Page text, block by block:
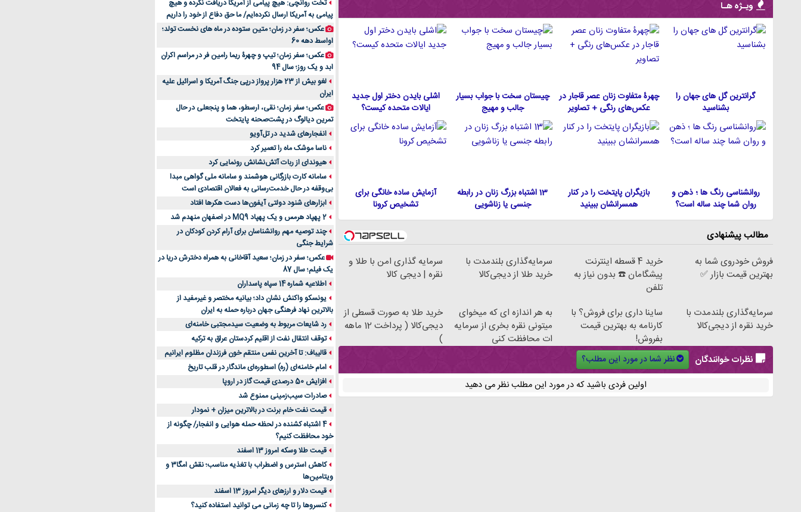
ویـژه هـا
گرانترین گل های جهان را
بشناسید
چهرۀ متفاوت زنان عصر قاجار در
عکس‌های رنگی + تصاویر
چیستان سخت با جواب بسیار
جالب و مهیج
اشلی بایدن دختر اول جدید
ایالات متحده كيست؟
روانشناسی رنگ ها ؛ ذهن و
روان شما چند ساله است؟
بازیگران پایتخت را در کنار
همسرانشان ببینید
13 اشتباه بزرگ زنان در رابطه
جنسی یا زناشویی
آزمایش ساده خانگی برای
تشخیص کرونا
مطالب پیشنهادی
فروش خودروی شما به
بهترین قیمت بازار ✅
خرید 4 قسطه اینترنت
پیشگامان ☎️ بدون نیاز به
تلفن
سرمایه‌گذاری بلندمدت با
خرید طلا از دیجی‌کالا
سرمایه گذاری امن با طلا و
نقره | دیجی کالا
سرمایه‌گذاری بلندمدت با
خرید نقره از دیجی‌کالا
ساینا داری برای فروش؟ با
کارنامه به بهترین قیمت
بفروش!
به هر اندازه ای که میخوای
میتونی نقره بخری از سرمایه
ات محافظت کنی
خرید طلا به صورت قسطی از
دیجی‌کالا ( پرداخت 12 ماهه
)
نظرات خوانندگان
نظر شما در مورد این مطلب؟
اولین فردی باشید که در مورد این مطلب نظر می دهید
راهنمای جامع بهترین کفش ورزشی برای دویدن و استفاده
روزمره | بررسی ۱۲ مدل برتر
تخت روانچی: هیچ پیامی از آمریکا دریافت نکرده و هیچ
پیامی به آمریکا ارسال نکرده‌ایم/ ما حق دفاع از خود را داریم
عکس؛ سفر در زمان؛ متین ستوده در ماه های نخست تولد؛
اواسط دهه 60
عکس؛ سفر زمان؛ تیپ و چهرۀ ریما رامین فر در مراسم اکران
ابد و یک روز؛ سال 94
لغو بیش از 23 هزار پرواز درپی جنگ آمریکا و اسرائیل علیه
ایران
عکس؛ سفر زمان؛ نقی، ارسطو، هما و پنجعلی در حال
تمرین دیالوگ در پشت‌صحنه پایتخت
انفجارهای شدید در تل‌آویو
ناسا موشک ماه را تعمیر کرد
هیوندای از ربات آتش‌نشانش رونمایی کرد
سامانه کارت بازرگانی هوشمند و سامانه ملی گواهی مبدا
بی‌وقفه در حال خدمت‌رسانی به فعالان اقتصادی است
ابزارهای شنود دولتی آیفون‌ها دست هکرها افتاد
2 پهپاد هرمس و یک پهپاد MQ9 در اصفهان منهدم شد
چند توصیه مهم روانشناسان برای آرام کردن کودکان در
شرایط جنگی
عکس؛ سفر در زمان؛ سعید آقاخانی به همراه دخترش دریا در
یک فیلم؛ سال 87
اطلاعیه شماره 14 سپاه پاسداران
یونسکو واکنش نشان داد؛ بیانیه مختصر و غیرمفید از
بالاترین نهاد فرهنگی جهان درباره حمله به ایران
رد شایعات مربوط به وضعیت سیدمجتبی خامنه‌ای
توقف انتقال نفت از اقلیم کردستان عراق به ترکیه
قالیباف: تا آخرین نفس منتقم خون فرزندان مظلوم ایرانیم
امام خامنه‌ای (ره) اسطوره‌ای ماندگار در قلب تاریخ
افزایش 50 درصدی قیمت گاز در اروپا
صادرات سیب‌زمینی ممنوع شد
قیمت نفت خام برنت در بالاترین میزان + نمودار
4 اشتباه کشنده در لحظه حمله هوایی و انفجار/ چگونه از
خود محافظت کنیم؟
قیمت طلا وسکه امروز 13 اسفند
کاهش استرس و اضطراب با تغذیه مناسب؛ نقش امگا3 و
ویتامین‌ها
قیمت دلار و ارزهای دیگر امروز 13 اسفند
کنسروها را تا چه زمانی می توانید استفاده کنید؟